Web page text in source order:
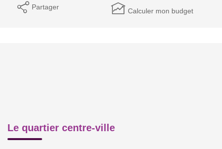
Partager Calculer mon budget
Le quartier centre-ville